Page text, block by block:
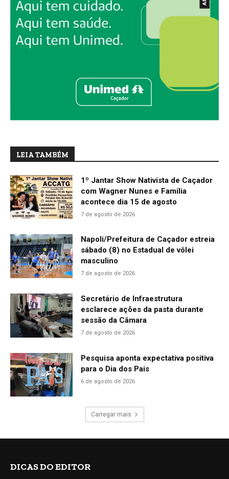
LEIA TAMBÉM
1º Jantar Show Nativista de Caçador
com Wagner Nunes e Família
acontece dia 15 de agosto
7 de agosto de 2026
Napoli/Prefeitura de Caçador estreia
sábado (8) no Estadual de vôlei
masculino
7 de agosto de 2026
Secretário de Infraestrutura
esclarece ações da pasta durante
sessão da Câmara
7 de agosto de 2026
Pesquisa aponta expectativa positiva
para o Dia dos Pais
6 de agosto de 2026
Carregar mais
DICAS DO EDITOR